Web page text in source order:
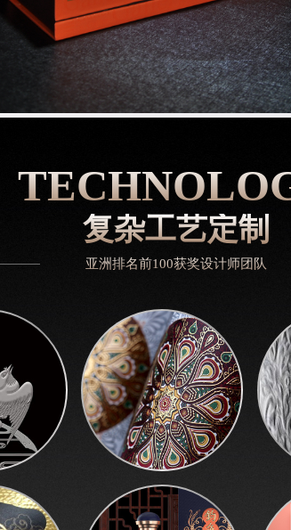
复杂工艺定制
亚洲排名前100获奖设计师团队